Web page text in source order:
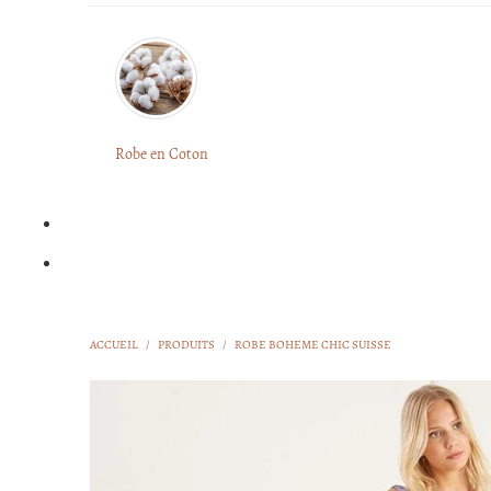
Robe en Coton
ACCUEIL / PRODUITS / ROBE BOHEME CHIC SUISSE